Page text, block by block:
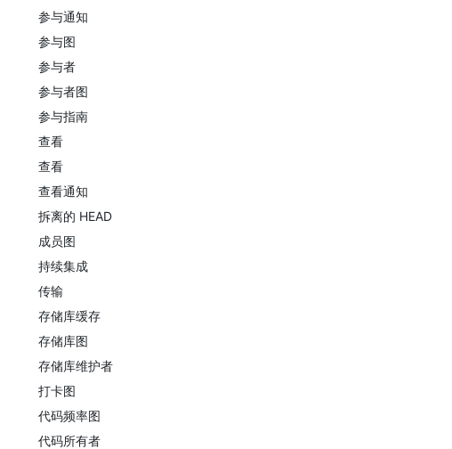
参与通知
参与图
参与者
参与者图
参与指南
查看
查看
查看通知
拆离的 HEAD
成员图
持续集成
传输
存储库缓存
存储库图
存储库维护者
打卡图
代码频率图
代码所有者